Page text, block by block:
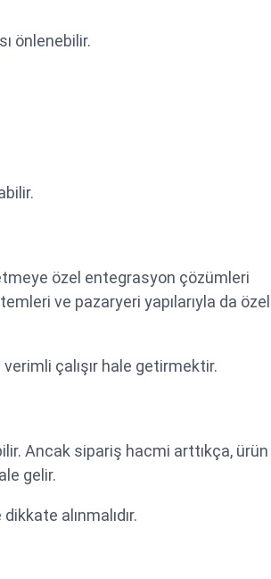
önlenebilir.
özel entegrasyon çözümleri
ve pazaryeri yapılarıyla da özel
çalışır hale getirmektir.
Ancak sipariş hacmi arttıkça, ürün
gelir.
alınmalıdır.